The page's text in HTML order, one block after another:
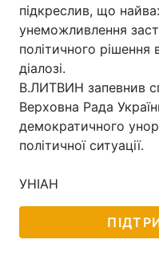
підкреслив, що
унеможливлення
політичного
діалозі.
В.ЛИТВИН запевнив
Верховна Рада
демократичного
політичної ситуації.
УНІАН